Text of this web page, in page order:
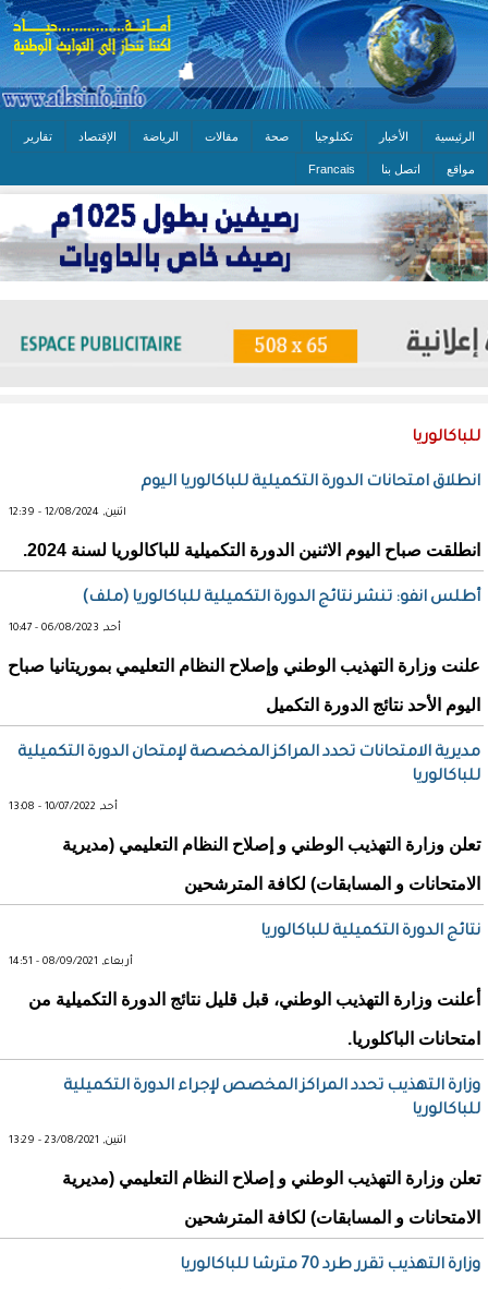
الرئيسية الأخبار تكنلوجيا صحة مقالات الرياضة الإقتصاد تقارير
مواقع اتصل بنا Francais
للباكالوريا
انطلاق امتحانات الدورة التكميلية للباكالوريا اليوم
اثنين, 12/08/2024 - 12:39
انطلقت صباح اليوم الاثنين الدورة التكميلية للباكالوريا لسنة 2024.
أطلس انفو: تنشر نتائج الدورة التكميلية للباكالوريا (ملف)
أحد, 06/08/2023 - 10:47
علنت وزارة التهذيب الوطني وإصلاح النظام التعليمي بموريتانيا صباح
اليوم الأحد نتائج الدورة التكميل
مديرية الامتحانات تحدد المراكز المخصصة لإمتحان الدورة التكميلية
للباكالوريا
أحد, 10/07/2022 - 13:08
تعلن وزارة التهذيب الوطني و إصلاح النظام التعليمي (مديرية
الامتحانات و المسابقات) لكافة المترشحين
نتائج الدورة التكميلية للباكالوريا
أربعاء, 08/09/2021 - 14:51
أعلنت وزارة التهذيب الوطني، قبل قليل نتائج الدورة التكميلية من
امتحانات الباكلوريا.
وزارة التهذيب تحدد المراكز المخصص لإجراء الدورة التكميلية
للباكالوريا
اثنين, 23/08/2021 - 13:29
تعلن وزارة التهذيب الوطني و إصلاح النظام التعليمي (مديرية
الامتحانات و المسابقات) لكافة المترشحين
وزارة التهذيب تقرر طرد 70 مترشا للباكالوريا